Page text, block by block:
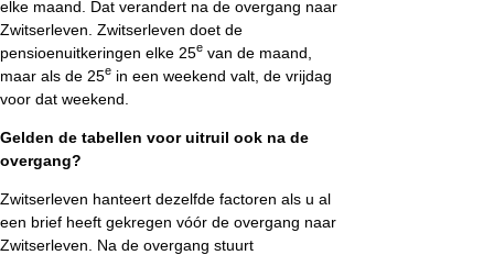
elke maand. Dat verandert na de overgang naar
Zwitserleven. Zwitserleven doet de
pensioenuitkeringen elke 25e van de maand,
maar als de 25e in een weekend valt, de vrijdag
voor dat weekend.
Gelden de tabellen voor uitruil ook na de
overgang?
Zwitserleven hanteert dezelfde factoren als u al
een brief heeft gekregen vóór de overgang naar
Zwitserleven. Na de overgang stuurt